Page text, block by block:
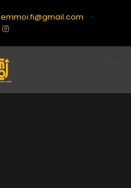
emmoi.fi@gmail.com ·